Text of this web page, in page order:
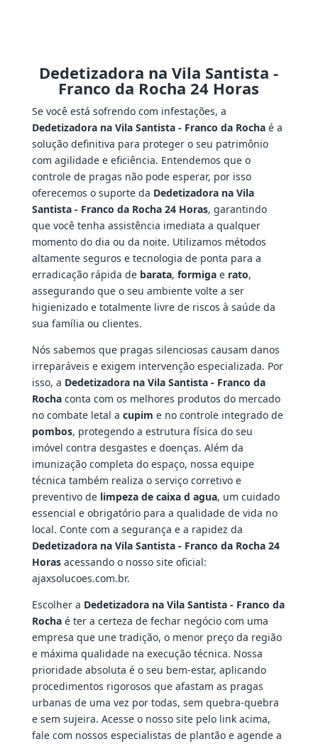
Dedetizadora na Vila Santista -
Franco da Rocha 24 Horas
Se você está sofrendo com infestações, a
Dedetizadora na Vila Santista - Franco da Rochaé a
solução definitiva para proteger o seu patrimônio
com agilidade e eficiência. Entendemos que o
controle de pragas não pode esperar, por isso
oferecemos o suporte da Dedetizadora na Vila
Santista - Franco da Rocha 24 Horas, garantindo
que você tenha assistência imediata a qualquer
momento do dia ou da noite. Utilizamos métodos
altamente seguros e tecnologia de ponta para a
erradicação rápida de barata, formigae rato,
assegurando que o seu ambiente volte a ser
higienizado e totalmente livre de riscos à saúde da
sua família ou clientes.
Nós sabemos que pragas silenciosas causam danos
irreparáveis e exigem intervenção especializada. Por
isso, a Dedetizadora na Vila Santista - Franco da
Rochaconta com os melhores produtos do mercado
no combate letal a cupim e no controle integrado de
pombos, protegendo a estrutura física do seu
imóvel contra desgastes e doenças. Além da
imunização completa do espaço, nossa equipe
técnica também realiza o serviço corretivo e
preventivo de limpeza de caixa d agua, um cuidado
essencial e obrigatório para a qualidade de vida no
local. Conte com a segurança e a rapidez da
Dedetizadora na Vila Santista - Franco da Rocha 24
Horasacessando o nosso site oficial:
ajaxsolucoes.com.br.
Escolher a Dedetizadora na Vila Santista - Franco da
Rochaé ter a certeza de fechar negócio com uma
empresa que une tradição, o menor preço da região
e máxima qualidade na execução técnica. Nossa
prioridade absoluta é o seu bem-estar, aplicando
procedimentos rigorosos que afastam as pragas
urbanas de uma vez por todas, sem quebra-quebra
e sem sujeira. Acesse o nosso site pelo link acima,
fale com nossos especialistas de plantão e agende a